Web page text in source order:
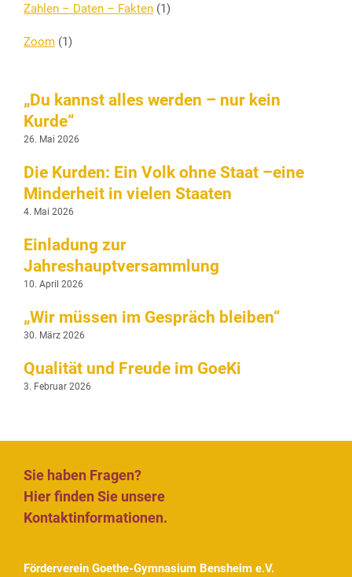
Zahlen – Daten – Fakten (1)
Zoom (1)
„Du kannst alles werden – nur kein
Kurde“
26. Mai 2026
Die Kurden: Ein Volk ohne Staat –eine
Minderheit in vielen Staaten
4. Mai 2026
Einladung zur
Jahreshauptversammlung
10. April 2026
„Wir müssen im Gespräch bleiben“
30. März 2026
Qualität und Freude im GoeKi
3. Februar 2026
Sie haben Fragen?
Hier finden Sie unsere
Kontaktinformationen.
Förderverein Goethe-Gymnasium Bensheim e.V.